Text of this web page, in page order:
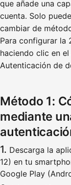
que añade una
cuenta. Solo
cambiar de
Para configurar la
haciendo clic en
Autenticación de
Método 1:
mediante
Descarga la
12) en tu
Google Play